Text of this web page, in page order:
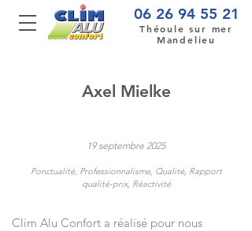
06 26 94 55 21
Théoule sur mer
Mandelieu
Axel Mielke
19 septembre 2025
Ponctualité, Professionnalisme, Qualité, Rapport
qualité-prix, Réactivité
Clim Alu Confort a réalisé pour nous